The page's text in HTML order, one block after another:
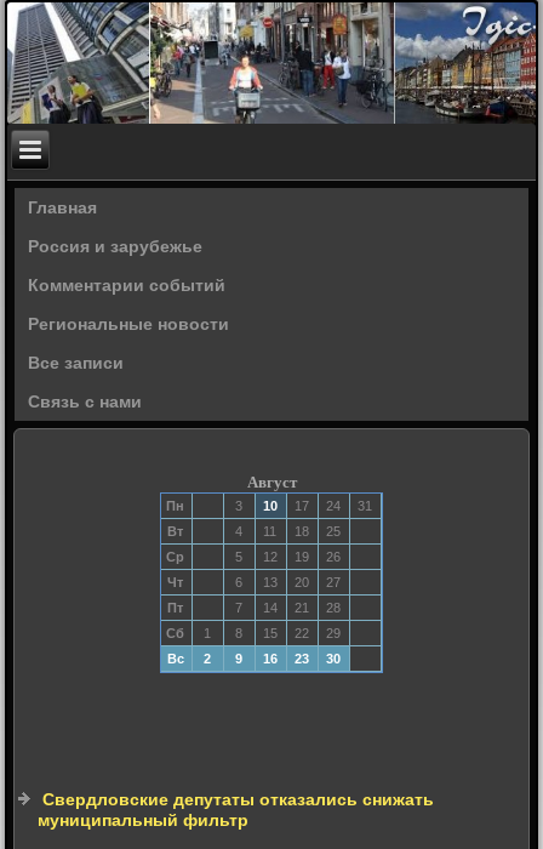
Главная
Россия и зарубежье
Комментарии событий
Региональные новости
Все записи
Связь с нами
Август
Пн 3 10 17 24
31
Вт
4 11 18
25
Ср
5 12 19
26
Чт
6 13 20
27
Пт
7 14 21
28
Сб
1 8 15 22
29
Вс
2 9 16 23 30
Свердловские депутаты отказались снижать
муниципальный фильтр